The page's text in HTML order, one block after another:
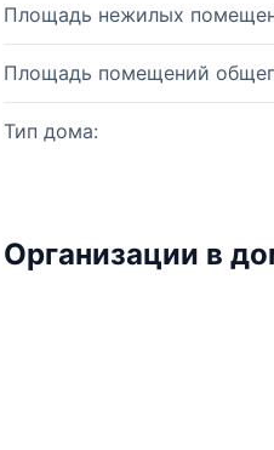
Площадь нежилых
Площадь помещений
Тип дома:
Организации в